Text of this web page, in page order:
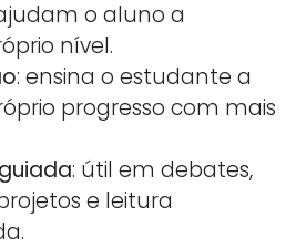
o aluno a
nível.
: ensina o estudante a
progresso com mais
: útil em debates,
e leitura